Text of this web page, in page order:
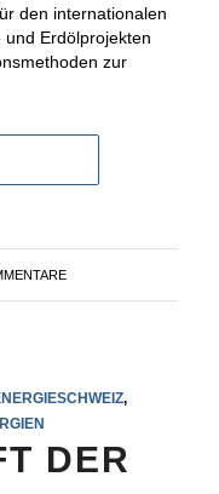
den internationalen
Erdölprojekten
zur
,
DER